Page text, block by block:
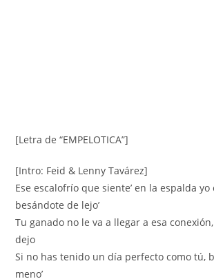
[Letra de “EMPELOTICA”]
[Intro: Feid & Lenny Tavárez]
Ese escalofrío que siente’ en la espalda
besándote de lejo’
Tu ganado no le va a llegar a esa
dejo
Si no has tenido un día perfecto como tú,
meno’